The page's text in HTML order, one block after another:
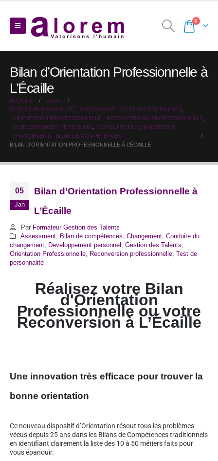
0
Bilan d’Orientation Professionnelle à
L’Écaille
ACCUEIL
BLOG
TEST DE PERSONNALITÉ
ASSESSMENT GESTION DES TALENTS
ORIENTATION PROFESSIONNELLE
RECONVERSION PROFESSIONNELLE
DEVELOPPEMENT PERSONNEL
CONDUITE DU CHANGEMENT
CHANGEMENT
BILAN DE COMPÉTENCES
BILAN D’ORIENTATION PROFESSIONNELLE À L’ÉCAILLE
05
Jan
Bilan d’Orientation Professionnelle à
L’Écaille
Par Formateur Gestion des Talents
Assessment, Bilan de compétences Changement, Conduite du
changement
Developpement personnel Gestion des Talents
Orientation Professionnelle
Reconversion professionnelle Test de
personnalité
Réalisez votre Bilan
d'Orientation
Professionnelle ou votre
Reconversion à L’Écaille
Une innovation très efficace pour trouver la
bonne orientation
Ce nouveau dispositif d’Orientation résout tous les problèmes
vécus depuis 25 ans dans les Bilans de Compétences traditionnels
en identifiant clairement la liste des 10 à 50 métiers faits pour
vous épanouir.